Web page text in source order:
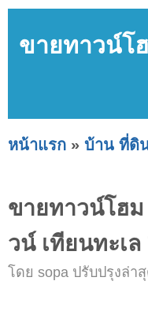
ขายทาวน์โ
หน้าแรก » บ้าน ที่ดิ
ขายทาวน์โฮ
วน์ เทียนทะเ
โดย sopa ปรับปรุงล่า